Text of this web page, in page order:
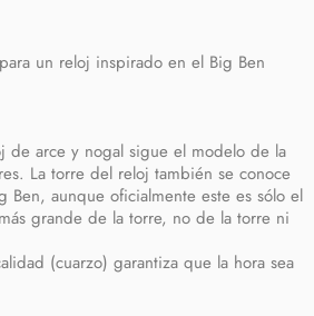
un reloj inspirado en el Big Ben
de arce y nogal sigue el modelo de la
La torre del reloj también se conoce
Ben, aunque oficialmente este es sólo el
grande de la torre, no de la torre ni
(cuarzo) garantiza que la hora sea